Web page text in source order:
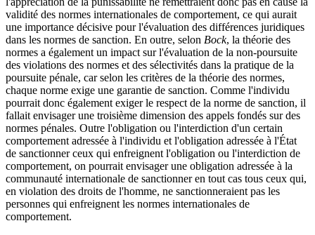
validité des normes internationales de comportement, ce qui aurait
une importance décisive pour l'évaluation des différences juridiques
dans les normes de sanction. En outre, selon Bock, la théorie des
normes a également un impact sur l'évaluation de la non-poursuite
des violations des normes et des sélectivités dans la pratique de la
poursuite pénale, car selon les critères de la théorie des normes,
chaque norme exige une garantie de sanction. Comme l'individu
pourrait donc également exiger le respect de la norme de sanction, il
fallait envisager une troisième dimension des appels fondés sur des
normes pénales. Outre l'obligation ou l'interdiction d'un certain
comportement adressée à l'individu et l'obligation adressée à l'État
de sanctionner ceux qui enfreignent l'obligation ou l'interdiction de
comportement, on pourrait envisager une obligation adressée à la
communauté internationale de sanctionner en tout cas tous ceux qui,
en violation des droits de l'homme, ne sanctionneraient pas les
personnes qui enfreignent les normes internationales de
comportement.